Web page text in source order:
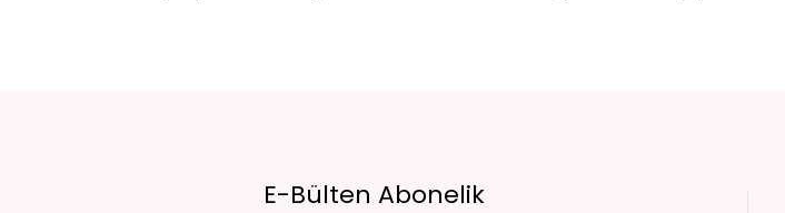
E-Bülten Abonelik